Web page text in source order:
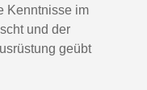
Kenntnisse im
und der
geübt